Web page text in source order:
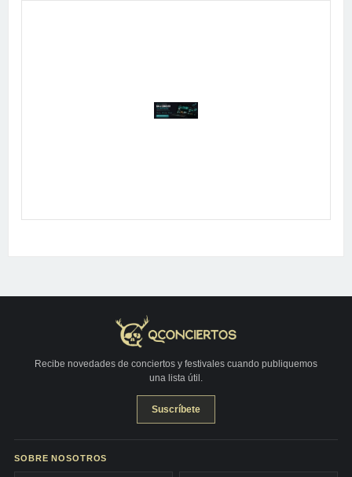
Publicidad
Recibe novedades de conciertos y festivales cuando publiquemos
una lista útil.
Suscríbete
SOBRE NOSOTROS